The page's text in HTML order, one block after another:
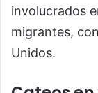
involucrados
migrantes,
Unidos.